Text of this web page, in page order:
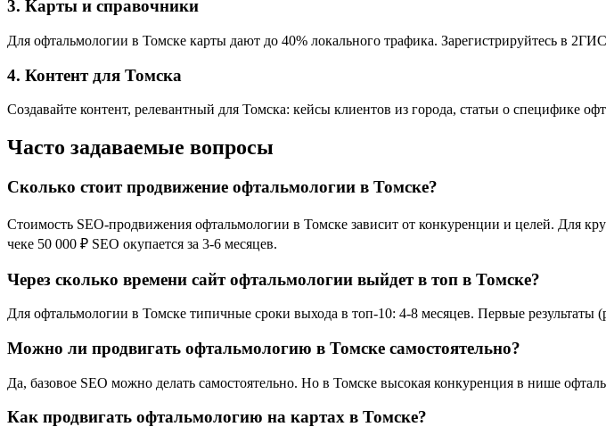
3. Карты и справочники
Для офтальмологии в Томске карты дают до 40% локального трафика. Зарегистрируйтесь в
4. Контент для Томска
Создавайте контент, релевантный для Томска: кейсы клиентов из города, статьи о специфике
Часто задаваемые вопросы
Сколько стоит продвижение офтальмологии в Томске?
Стоимость SEO-продвижения офтальмологии в Томске зависит от конкуренции и целей. Для
чеке 50 000 ₽ SEO окупается за 3-6 месяцев.
Через сколько времени сайт офтальмологии выйдет в топ в Томске?
Для офтальмологии в Томске типичные сроки выхода в топ-10: 4-8 месяцев. Первые результаты
Можно ли продвигать офтальмологию в Томске самостоятельно?
Да, базовое SEO можно делать самостоятельно. Но в Томске высокая конкуренция в нише
Как продвигать офтальмологию на картах в Томске?